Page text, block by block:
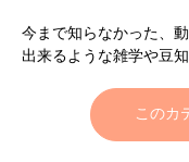
今まで知らなかった、
出来るような雑学や豆
このカ